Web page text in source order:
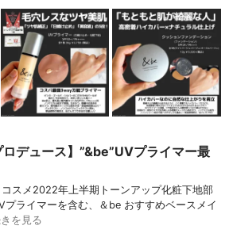
デュース】”&be”UVプライマー最
スメ2022年上半期トーンアップ化粧下地部
プライマーを含む、＆be おすすめベースメイ
を見る